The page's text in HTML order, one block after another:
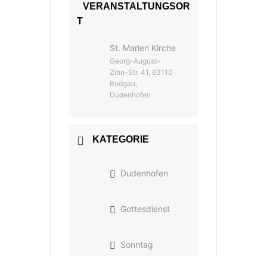
VERANSTALTUNGSOR
T
St. Marien Kirche
Georg-August-
Zinn-Str. 41, 63110
Rodgau,
Dudenhofen
KATEGORIE
Dudenhofen
Gottesdienst
Sonntag